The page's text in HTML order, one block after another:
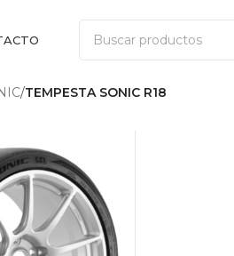
/TEMPESTA SONIC R18